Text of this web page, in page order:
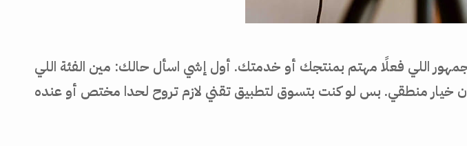
اللي فعلًا مهتم بمنتجك أو خدمتك. أول إشي اسأل حالك: مين الفئة اللي
خيار منطقي. بس لو كنت بتسوق لتطبيق تقني لازم تروح لحدا مختص أو عنده